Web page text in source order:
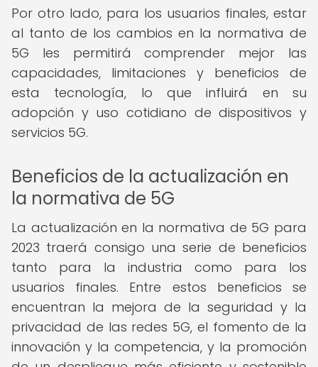
Por otro lado, para los usuarios finales, estar
al tanto de los cambios en la normativa de
5G les permitirá comprender mejor las
capacidades, limitaciones y beneficios de
esta tecnología, lo que influirá en su
adopción y uso cotidiano de dispositivos y
servicios 5G.
Beneficios de la actualización en
la normativa de 5G
La actualización en la normativa de 5G para
2023 traerá consigo una serie de beneficios
tanto para la industria como para los
usuarios finales. Entre estos beneficios se
encuentran la mejora de la seguridad y la
privacidad de las redes 5G, el fomento de la
innovación y la competencia, y la promoción